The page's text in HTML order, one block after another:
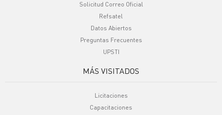
Solicitud Correo Oficial
Refsatel
Datos Abiertos
Preguntas Frecuentes
UPSTI
MÁS VISITADOS
Licitaciones
Capacitaciones